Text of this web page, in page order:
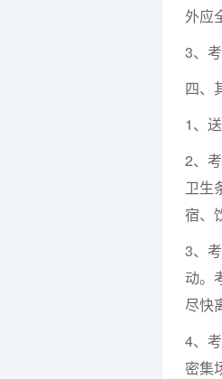
外应
3、
四、
1、
2、
卫生
宿、
3、
动。
尽快
4、
密集